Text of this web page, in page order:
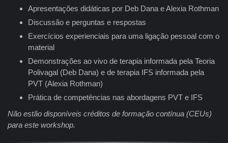
Apresentações didáticas por Deb Dana e Alexia Rothman
Discussão e perguntas e respostas
Exercícios experienciais para uma ligação pessoal com o
material
Demonstrações ao vivo de terapia informada pela Teoria
Polivagal (Deb Dana) e de terapia IFS informada pela
PVT (Alexia Rothman)
Prática de competências nas abordagens PVT e IFS
Não estão disponíveis créditos de formação contínua (CEUs)
para este workshop.